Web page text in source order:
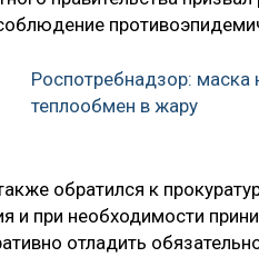
Роспотребнадзор: маска
теплообмен в жару
обратился к
и при необходимости
отладить